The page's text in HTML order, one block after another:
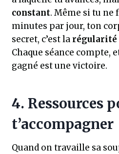
constant. Même si tu ne
minutes par jour, ton
secret, c’est la régularité
Chaque séance compte,
gagné est une victoire.
4. Ressources
t’accompagner
Quand on travaille sa